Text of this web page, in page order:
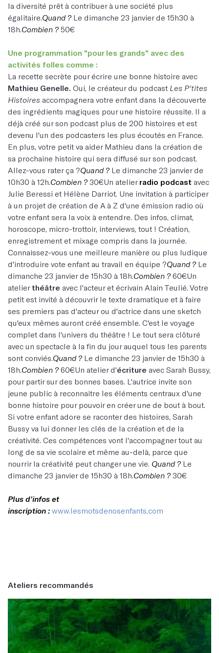
la diversité prêt à contribuer à une société plus
égalitaire.Quand ? Le dimanche 23 janvier de 15h30 à
18h.Combien ? 50€
Une programmation "pour les grands" avec des
activités folles comme :
La recette secrète pour écrire une bonne histoire avec
Mathieu Genelle. Oui, le créateur du podcast Les P'tites
Histoires accompagnera votre enfant dans la découverte
des ingrédients magiques pour une histoire réussite. Il a
déjà créé sur son podcast plus de 200 histoires et est
devenu l'un des podcasters les plus écoutés en France.
En plus, votre petit va aider Mathieu dans la création de
sa prochaine histoire qui sera diffusé sur son podcast.
Allez-vous rater ça ?Quand ? Le dimanche 23 janvier de
10h30 à 12h.Combien ? 30€Un atelier radio podcast avec
Julie Beressi et Hélène Darriot. Une invitation à participer
à un projet de création de A à Z d'une émission radio où
votre enfant sera la voix à entendre. Des infos, climat,
horoscope, micro-trottoir, interviews, tout ! Création,
enregistrement et mixage compris dans la journée.
Connaissez-vous une meilleure manière ou plus ludique
d'introduire vote enfant au travail en équipe ?Quand ? Le
dimanche 23 janvier de 15h30 à 18h.Combien ? 60€Un
atelier théâtre avec l'acteur et écrivain Alain Teulié. Votre
petit est invité à découvrir le texte dramatique et à faire
ses premiers pas d'acteur ou d'actrice dans une sketch
qu'eux mêmes auront créé ensemble. C'est le voyage
complet dans l'univers du théâtre ! Le tout sera clôturé
avec un spectacle à la fin du jour auquel tous les parents
sont conviés.Quand ? Le dimanche 23 janvier de 15h30 à
18h.Combien ? 60€Un atelier d'écriture avec Sarah Bussy,
pour partir sur des bonnes bases. L'autrice invite son
jeune public à reconnaitre les éléments centraux d'une
bonne histoire pour pouvoir en créer une de bout à bout.
Si votre enfant adore se raconter des histoires, Sarah
Bussy va lui donner les clés de la création et de la
créativité. Ces compétences vont l'accompagner tout au
long de sa vie scolaire et même au-delà, parce que
nourrir la créativité peut changer une vie. Quand ? Le
dimanche 23 janvier de 15h30 à 18h.Combien ? 30€
Plus d'infos et
inscription : www.lesmotsdenosenfants.com
Ateliers recommandés